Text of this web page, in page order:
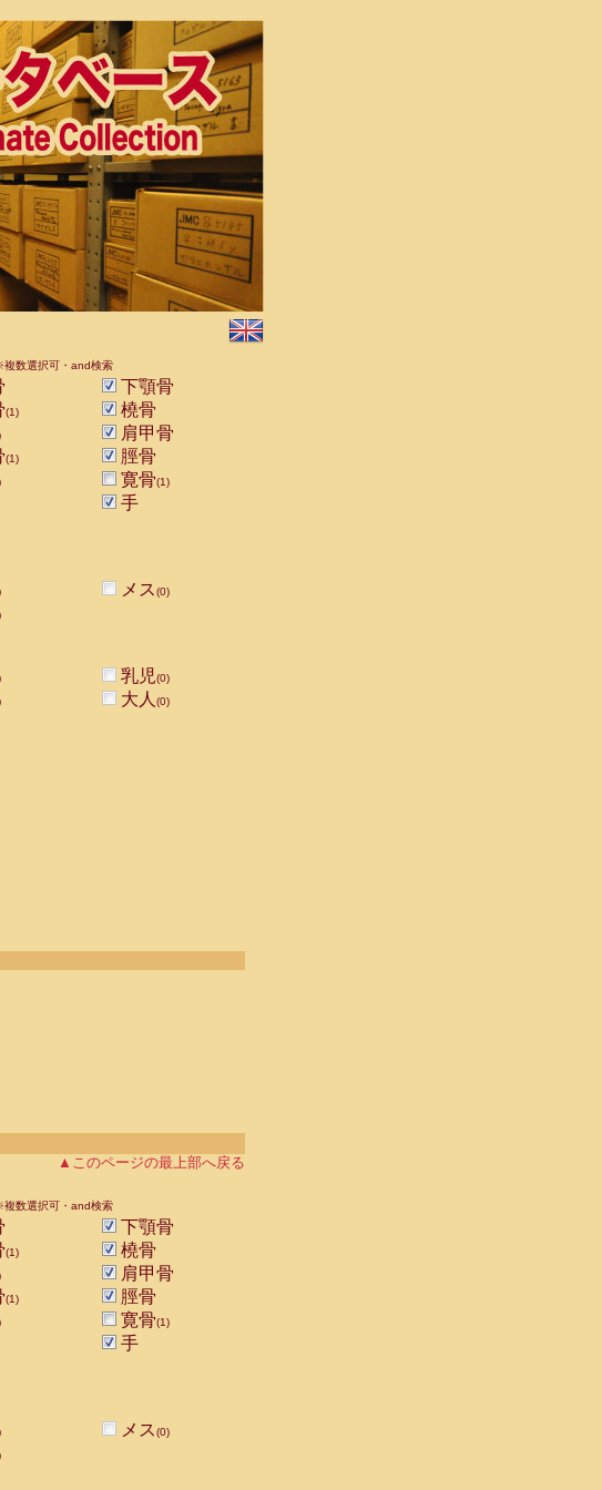
数選択可・and検索
下顎骨
(1)
橈骨
肩甲骨
(1)
脛骨
寛骨(1)
手
メス(0)
乳児(0)
大人 (0)
▲このページの最上部へ戻る
数選択可・and検索
下顎骨
(1)
橈骨
肩甲骨
(1)
脛骨
寛骨(1)
手
メス(0)